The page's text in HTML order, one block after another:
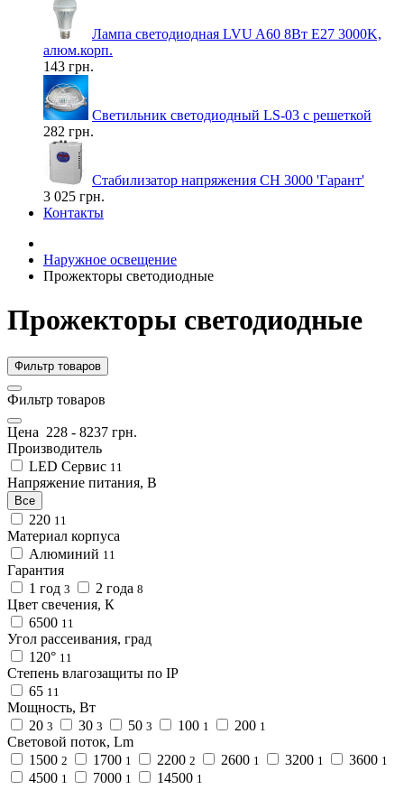
Лампа светодиодная LVU A60 8Вт E27 3000K,
алюм.корп.
143 грн.
Светильник светодиодный LS-03 с решеткой
282 грн.
Стабилизатор напряжения СН 3000 'Гарант'
3 025 грн.
Контакты
Наружное освещение
Прожекторы светодиодные
Прожекторы светодиодные
Фильтр товаров
Фильтр товаров
Цена 228 - 8237 грн.
Производитель
LED Сервис 11
Напряжение питания, В
Все
220 11
Материал корпуса
Алюминий 11
Гарантия
1 год 3 2 года 8
Цвет свечения, К
6500 11
Угол рассеивания, град
120° 11
Степень влагозащиты по IP
65 11
Мощность, Вт
20 3 30 3 50 3 100 1 200 1
Световой поток, Lm
1500 2 1700 1 2200 2 2600 1 3200 1 3600 1
4500 1 7000 1 14500 1